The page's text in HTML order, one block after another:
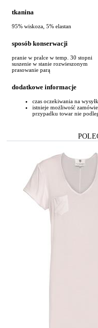
tkanina
95% wiskoza, 5% elastan
sposób konserwacji
pranie w pralce w temp. 30 stopni
suszenie w stanie rozwieszonym
prasowanie parą
dodatkowe informacje
czas oczekiwania na
istnieje możliwość
przypadku towar nie